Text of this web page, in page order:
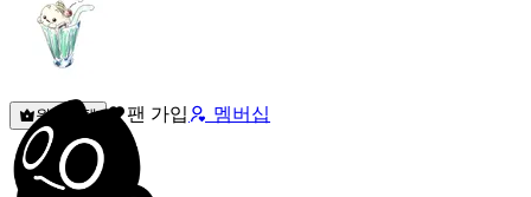
원픽선택 팬 가입 멤버십
밐타운
피드